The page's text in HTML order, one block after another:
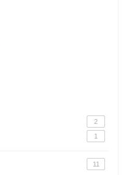
2
1
11